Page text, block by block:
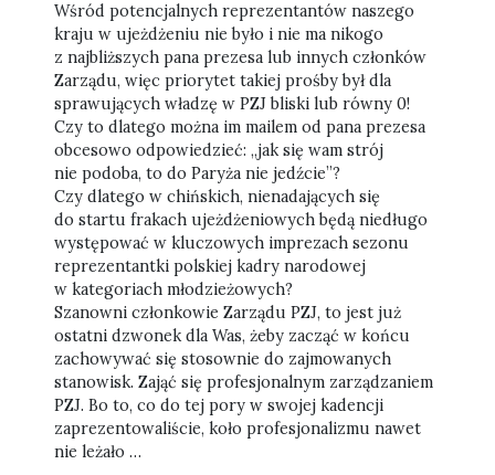
Wśród potencjalnych reprezentantów naszego
kraju w ujeżdżeniu nie było i nie ma nikogo
z najbliższych pana prezesa lub innych członków
Zarządu, więc priorytet takiej prośby był dla
sprawujących władzę w PZJ bliski lub równy 0!
Czy to dlatego można im mailem od pana prezesa
obcesowo odpowiedzieć: „jak się wam strój
nie podoba, to do Paryża nie jedźcie”?
Czy dlatego w chińskich, nienadających się
do startu frakach ujeżdżeniowych będą niedługo
występować w kluczowych imprezach sezonu
reprezentantki polskiej kadry narodowej
w kategoriach młodzieżowych?
Szanowni członkowie Zarządu PZJ, to jest już
ostatni dzwonek dla Was, żeby zacząć w końcu
zachowywać się stosownie do zajmowanych
stanowisk. Zająć się profesjonalnym zarządzaniem
PZJ. Bo to, co do tej pory w swojej kadencji
zaprezentowaliście, koło profesjonalizmu nawet
nie leżało …